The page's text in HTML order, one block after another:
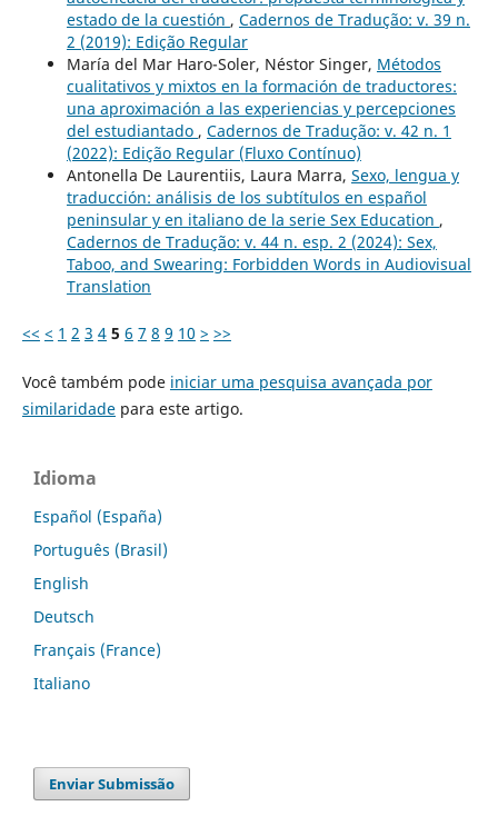
estado de la cuestión , Cadernos de Tradução: v. 39 n.
2 (2019): Edição Regular
María del Mar Haro-Soler, Néstor Singer, Métodos
cualitativos y mixtos en la formación de traductores:
una aproximación a las experiencias y percepciones
del estudiantado , Cadernos de Tradução: v. 42 n. 1
(2022): Edição Regular (Fluxo Contínuo)
Antonella De Laurentiis, Laura Marra, Sexo, lengua y
traducción: análisis de los subtítulos en español
peninsular y en italiano de la serie Sex Education ,
Cadernos de Tradução: v. 44 n. esp. 2 (2024): Sex,
Taboo, and Swearing: Forbidden Words in Audiovisual
Translation
<< < 1 2 3 4 5 6 7 8 9 10 > >>
Você também pode iniciar uma pesquisa avançada por
similaridadepara este artigo.
Idioma
Español (España)
Português (Brasil)
English
Deutsch
Français (France)
Italiano
Enviar Submissão